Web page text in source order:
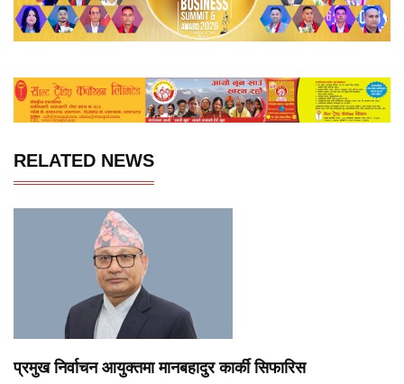
RELATED NEWS
प्रमुख निर्वाचन आयुक्तमा मानबहादुर कार्की सिफारिस